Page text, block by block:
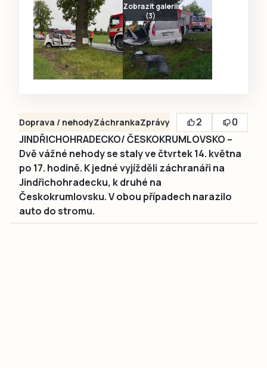
Zobrazit galerii
(3)
Doprava / nehodyZáchrankaZprávy 2
0
JINDŘICHOHRADECKO/ ČESKOKRUMLOVSKO –
Dvě vážné nehody se staly ve čtvrtek 14. května
po 17. hodině. K jedné vyjížděli záchranáři na
Jindřichohradecku, k druhé na
Českokrumlovsku. V obou případech narazilo
auto do stromu.